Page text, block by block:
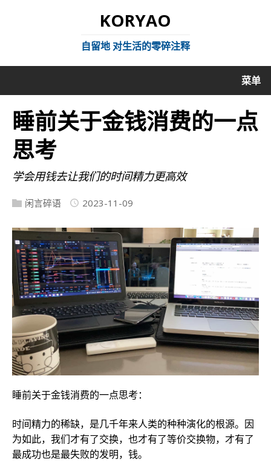
KORYAO
自留地 对生活的零碎注释
菜单
睡前关于金钱消费的一点
思考
学会用钱去让我们的时间精力更高效
闲言碎语 2023-11-09
睡前关于金钱消费的一点思考：
时间精力的稀缺，是几千年来人类的种种演化的根源。因
为如此，我们才有了交换，也才有了等价交换物，才有了
最成功也是最失败的发明，钱。